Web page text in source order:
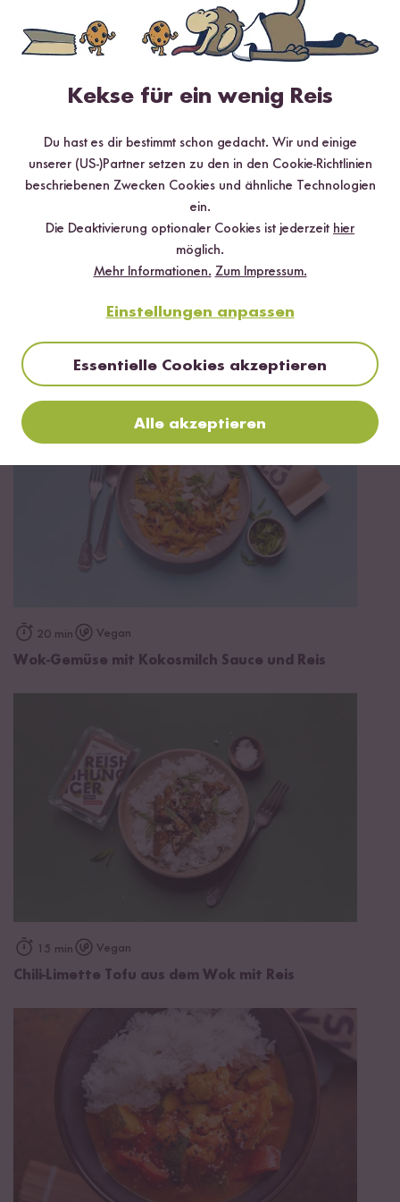
Digitales Rezeptbuch per E-Mail
✔️ 25 leckere Rezepte aus unseren bunten Kochwelten
✔️ Von Sushi über Curry bis hin zu Desserts
Jetzt sichern
Mehr Rezepte mit Bio Basmati Reis
20 min Vegan
Wok-Gemüse mit Kokosmilch Sauce und Reis
15 min Vegan
Chili-Limette Tofu aus dem Wok mit Reis
Kekse für ein wenig Reis
Du hast es dir bestimmt schon gedacht. Wir und einige
unserer (US-)Partner setzen zu den in den Cookie-Richtlinien
beschriebenen Zwecken Cookies und ähnliche Technologien
ein.
Die Deaktivierung optionaler Cookies ist jederzeit hier
möglich.
Mehr Informationen. Zum Impressum.
Einstellungen anpassen
Essentielle Cookies akzeptieren
Alle akzeptieren